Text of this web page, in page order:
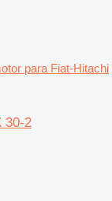
para Fiat-Hitachi
30-2